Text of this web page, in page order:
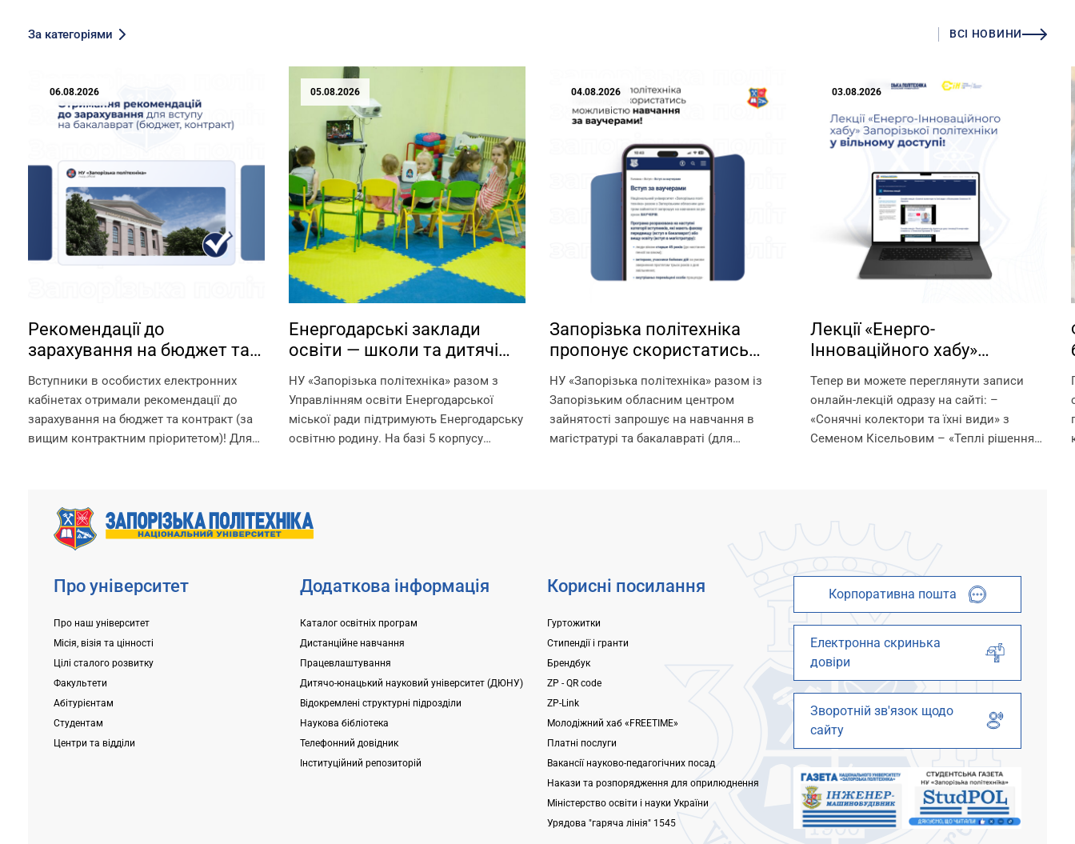
За категоріями ВСІ НОВИНИ
06.08.2026
Рекомендації до
зарахування на бюджет та
контракт
Вступники в особистих електронних
кабінетах отримали рекомендації до
зарахування на бюджет та контракт (за
вищим контрактним пріоритетом)! Для
вибір місце...
05.08.2026
Енергодарські заклади
освіти — школи та дитячі
садки — працюють на базі
Запорізької політехніки!
НУ «Запорізька політехніка» разом з
Управлінням освіти Енергодарської
міської ради підтримують Енергодарську
освітню родину. На базі 5 корпусу
гарантуємо? –...
04.08.2026
Запорізька політехніка
пропонує скористатись
можливістю навчання за
ваучерами!
НУ «Запорізька політехніка» разом із
Запорізьким обласним центром
зайнятості запрошує на навчання в
магістратурі та бакалавраті (для
03.08.2026
Лекції «Енерго-
Інноваційного хабу»
Запорізької політехніки у
вільному доступі!
Тепер ви можете переглянути записи
онлайн-лекцій одразу на сайті: –
«Сонячні колектори та їхні види» з
Семеном Кісельовим – «Теплі рішення
Про університет
Про наш університет
Місія, візія та цінності
Цілі сталого розвитку
Факультети
Абітурієнтам
Студентам
Центри та відділи
Додаткова інформація
Каталог освітніх програм
Дистанційне навчання
Працевлаштування
Дитячо-юнацький науковий університет (ДЮНУ)
Відокремлені структурні підрозділи
Наукова бібліотека
Телефонний довідник
Інституційний репозиторій
Корисні посилання
Гуртожитки
Стипендії і гранти
Брендбук
ZP - QR code
ZP-Link
Молодіжний хаб «FREETIME»
Платні послуги
Вакансії науково-педагогічних посад
Накази та розпорядження для оприлюднення
Міністерство освіти і науки України
Урядова "гаряча лінія" 1545
Корпоративна пошта
Електронна скринька
довіри
Зворотній зв'язок щодо
сайту